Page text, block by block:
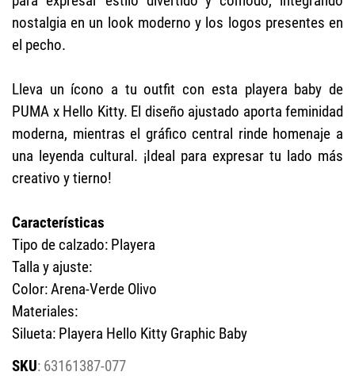
nostalgia en un look moderno y los logos presentes en
el pecho.
Lleva un ícono a tu outfit con esta playera baby de
PUMA x Hello Kitty. El diseño ajustado aporta feminidad
moderna, mientras el gráfico central rinde homenaje a
una leyenda cultural. ¡Ideal para expresar tu lado más
creativo y tierno!
Características
Tipo de calzado: Playera
Talla y ajuste:
Color: Arena-Verde Olivo
Materiales:
Silueta: Playera Hello Kitty Graphic Baby
: 63161387-077